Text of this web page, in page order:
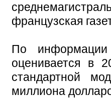
французская
По
оценивается в
стандартной
миллиона